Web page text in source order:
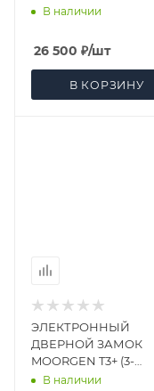
В наличии
26 500 ₽/шт
В КОРЗИНУ
ЭЛЕКТРОННЫЙ
ДВЕРНОЙ ЗАМОК
MOORGEN T3+ (3-
РИГЕЛЬНАЯ S8)
В наличии